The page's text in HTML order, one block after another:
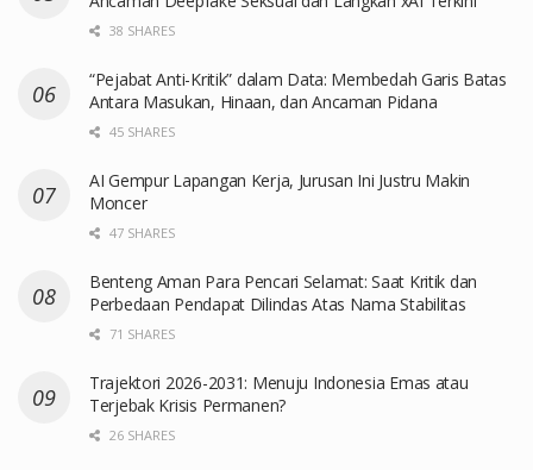
38 SHARES
“Pejabat Anti-Kritik” dalam Data: Membedah Garis Batas
Antara Masukan, Hinaan, dan Ancaman Pidana
45 SHARES
AI Gempur Lapangan Kerja, Jurusan Ini Justru Makin
Moncer
47 SHARES
Benteng Aman Para Pencari Selamat: Saat Kritik dan
Perbedaan Pendapat Dilindas Atas Nama Stabilitas
71 SHARES
Trajektori 2026-2031: Menuju Indonesia Emas atau
Terjebak Krisis Permanen?
26 SHARES